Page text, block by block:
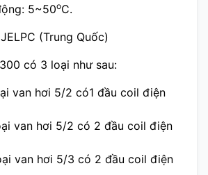
5~50oC.
(Trung Quốc)
có 3 loại như sau:
van hơi 5/2 có1 đầu coil điện
van hơi 5/2 có 2 đầu coil điện
van hơi 5/3 có 2 đầu coil điện